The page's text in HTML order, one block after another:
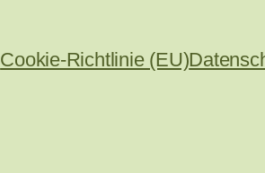
Cookie-Richtlinie (EU)